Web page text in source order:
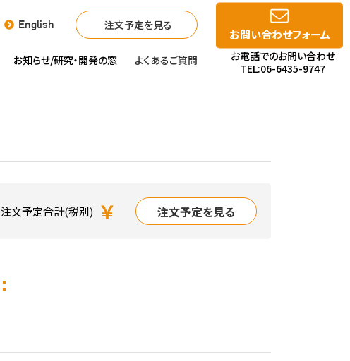
English 注文予定を見る
お知らせ/研究・開発の窓 よくあるご質問
お問い合わせフォーム
お電話でのお問い合わせ
TEL:06-6435-9747
注文予定合計(税別) ￥ 注文予定を見る